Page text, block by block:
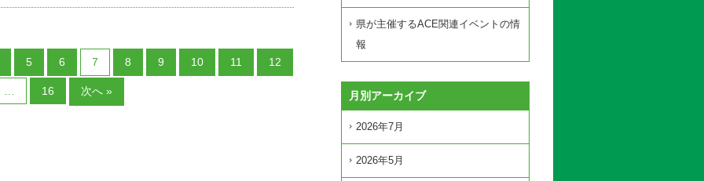
5 6 7 8 9 10 11 12
16 次へ »
県が主催するACE関連イベントの情
報
月別アーカイブ
2026年7月
2026年5月